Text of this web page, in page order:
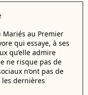
Mariés au Premier
qui essaye, à ses
qu’elle admire
ne risque pas de
n’ont pas de
dernières